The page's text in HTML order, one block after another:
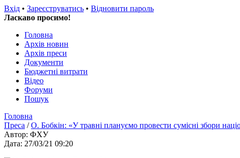
Вхід • Зареєструватись • Відновити пароль
Ласкаво просимо!
Головна
Архів новин
Архів преси
Документи
Бюджетні витрати
Відео
Форуми
Пошук
Головна
Преса /О. Бобкін: «У травні плануємо провести сумісні збори
Автор: ФХУ
Дата: 27/03/21 09:20